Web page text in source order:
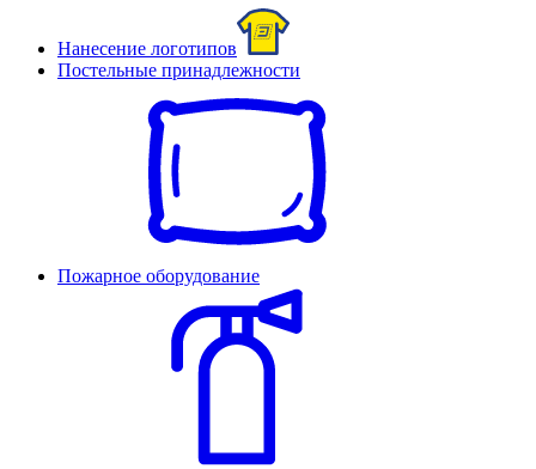
Нанесение логотипов
Постельные принадлежности
Пожарное оборудование